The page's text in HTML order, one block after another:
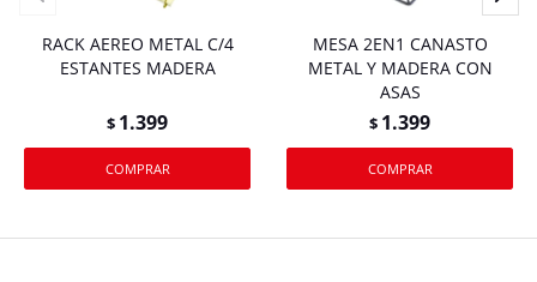
RACK AEREO METAL C/4
ESTANTES MADERA
$ 1.399
MESA 2EN1 CANASTO
METAL Y MADERA CON
ASAS
$ 1.399